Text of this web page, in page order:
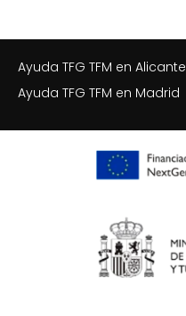
Ayuda TFG TFM en Alicante
Ayuda TFG TFM en Madrid